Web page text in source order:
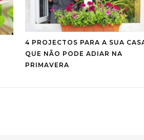
4 PROJECTOS PARA A SUA
QUE NÃO PODE ADIAR NA
PRIMAVERA